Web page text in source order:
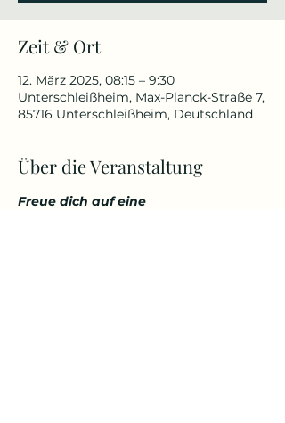
Zeit & Ort
12. März 2025, 08:15 – 9:30
Unterschleißheim, Max-Planck-Straße 7,
85716 Unterschleißheim, Deutschland
Über die Veranstaltung
Freue dich auf eine